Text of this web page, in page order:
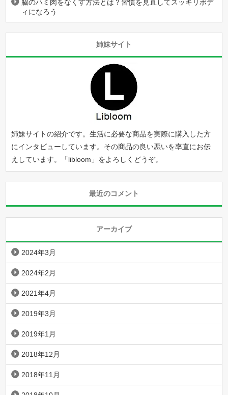
脇のハミ肉をなくす方法とは？習慣を見直してスッキリボデ
ィになろう
姉妹サイト
姉妹サイトの紹介です。生活に必要な商品を実際に購入した方
にインタビューしています。その商品の良い悪いを率直にお伝
えしています。「libloom 」をよろしくどうぞ。
最近のコメント
アーカイブ
2024年3月
2024年2月
2021年4月
2019年3月
2019年1月
2018年12月
2018年11月